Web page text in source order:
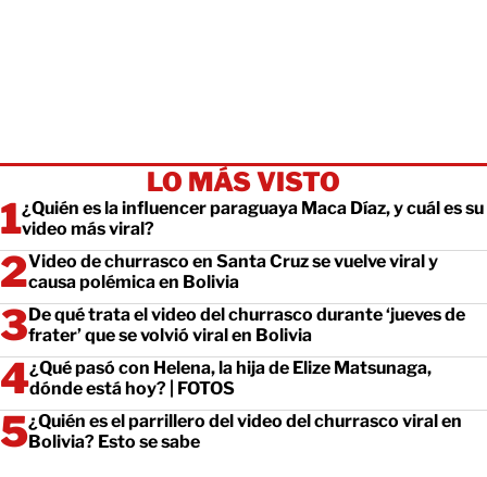
LO MÁS VISTO
¿Quién es la influencer paraguaya Maca Díaz, y cuál es su
video más viral?
Video de churrasco en Santa Cruz se vuelve viral y
causa polémica en Bolivia
De qué trata el video del churrasco durante ‘jueves de
frater’ que se volvió viral en Bolivia
¿Qué pasó con Helena, la hija de Elize Matsunaga,
dónde está hoy? | FOTOS
¿Quién es el parrillero del video del churrasco viral en
Bolivia? Esto se sabe